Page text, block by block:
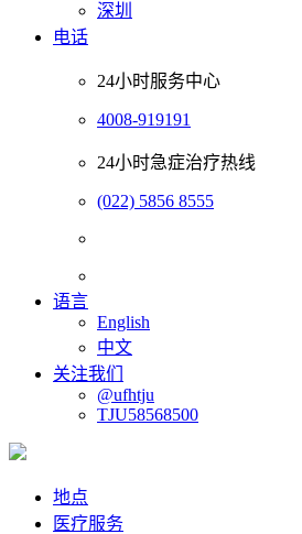
深圳
电话
24小时服务中心
4008-919191
24小时急症治疗热线
(022) 5856 8555
语言
English
中文
关注我们
@ufhtju
TJU58568500
地点
医疗服务